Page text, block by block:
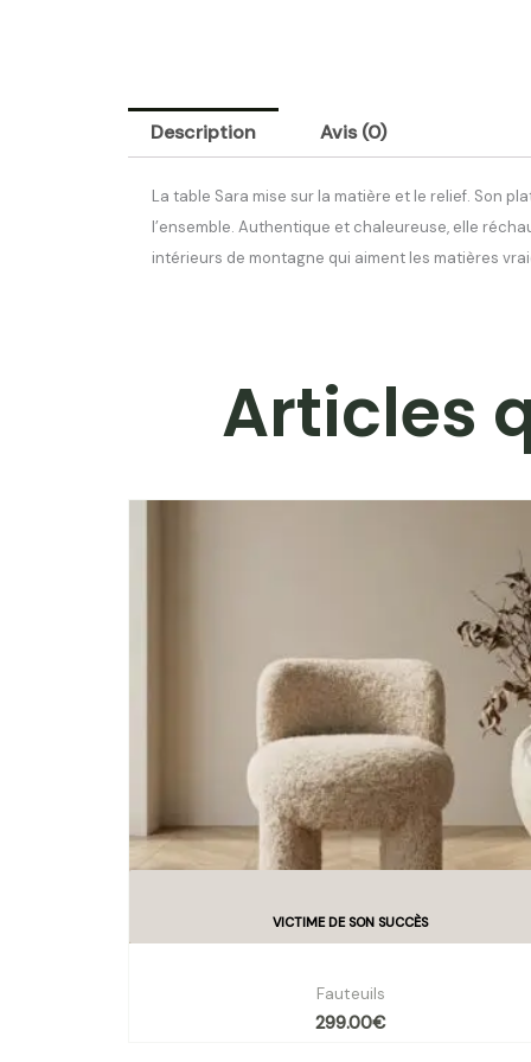
Description Avis (0)
La table Sara mise sur la matière et le relief. Son
l’ensemble. Authentique et chaleureuse, elle
intérieurs de montagne qui aiment les matières
Articles
Fauteuils
299.00€